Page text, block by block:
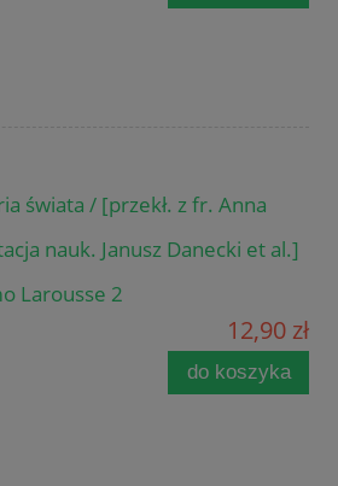
świata / [przekł. z fr. Anna
nauk. Janusz Danecki et al.]
Larousse 2
12,90 zł
do koszyka